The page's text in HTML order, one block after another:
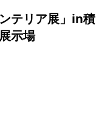
テリア展」in積
示場